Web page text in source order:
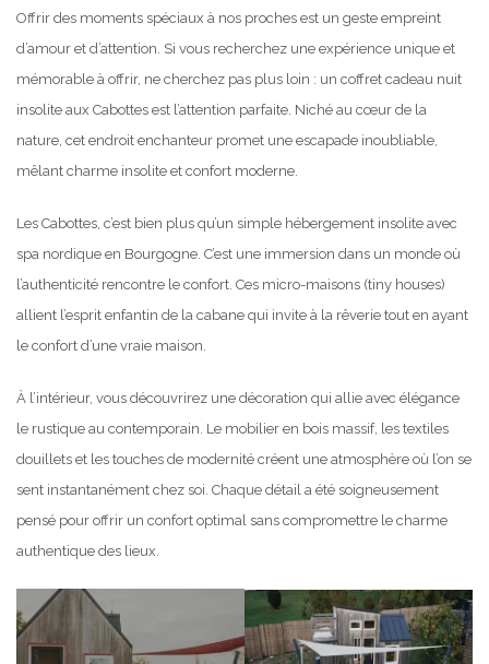
Offrir des moments spéciaux à nos proches est un geste empreint
d’amour et d’attention. Si vous recherchez une expérience unique et
mémorable à offrir, ne cherchez pas plus loin : un coffret cadeau nuit
insolite aux Cabottes est l’attention parfaite. Niché au cœur de la
nature, cet endroit enchanteur promet une escapade inoubliable,
mêlant charme insolite et confort moderne.
Les Cabottes, c’est bien plus qu’un simple hébergement insolite avec
spa nordique en Bourgogne. C’est une immersion dans un monde où
l’authenticité rencontre le confort. Ces micro-maisons (tiny houses)
allient l’esprit enfantin de la cabane qui invite à la rêverie tout en ayant
le confort d’une vraie maison.
À l’intérieur, vous découvrirez une décoration qui allie avec élégance
le rustique au contemporain. Le mobilier en bois massif, les textiles
douillets et les touches de modernité créent une atmosphère où l’on se
sent instantanément chez soi. Chaque détail a été soigneusement
pensé pour offrir un confort optimal sans compromettre le charme
authentique des lieux.